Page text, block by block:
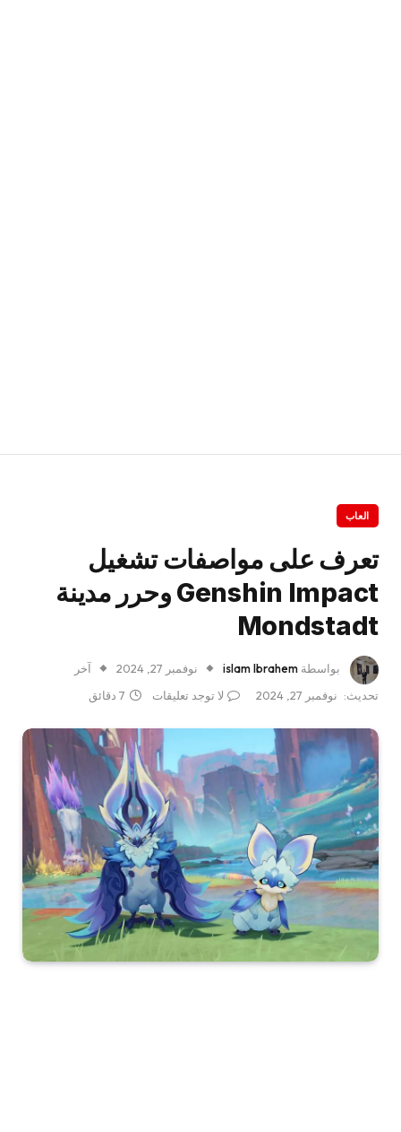
العاب
تعرف على مواصفات تشغيل
Genshin Impact وحرر مدينة
Mondstadt
بواسطة islam Ibrahem نوفمبر 27, 2024
آخر
تحديث: نوفمبر 27, 2024 لا توجد تعليقات 7 دقائق